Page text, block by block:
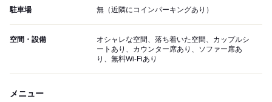
駐車場 無（近隣にコインパーキングあり）
空間・設備
オシャレな空間、落ち着いた空間、カップルシ
ートあり、カウンター席あり、ソファー席あ
り、無料Wi-Fiあり
メニュー